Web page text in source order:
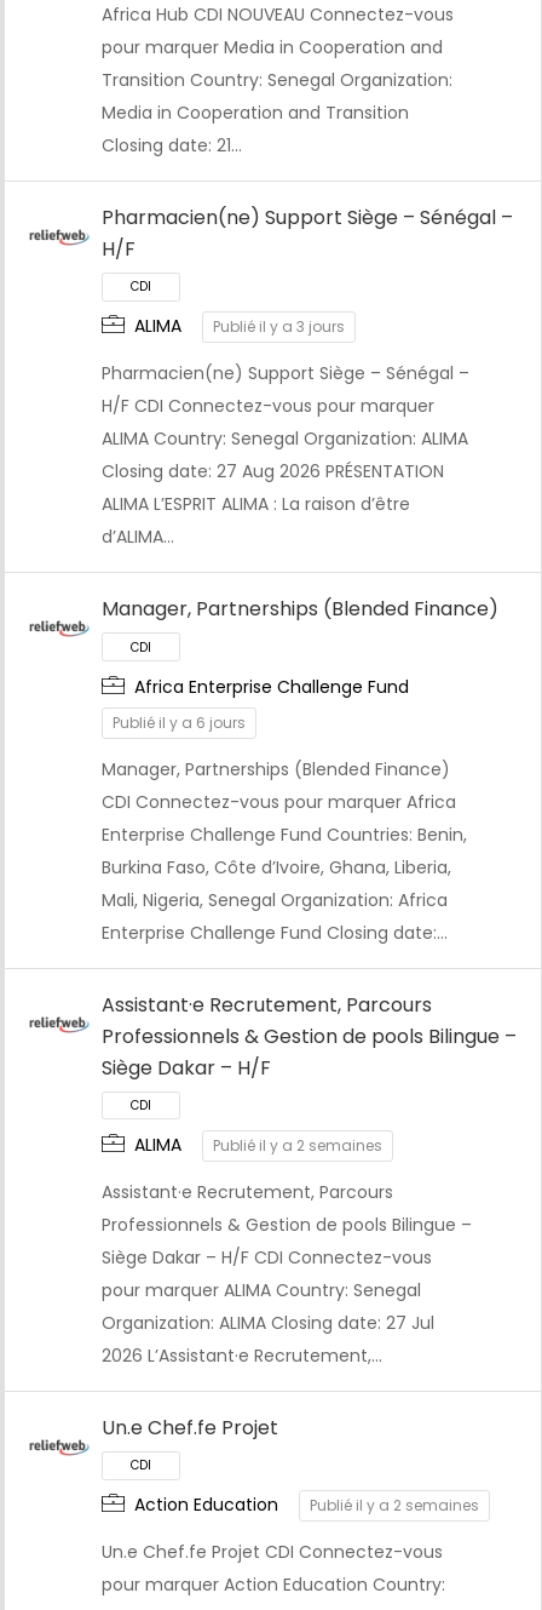
CDI
CDI
Africa Hub CDI NOUVEAU Connectez-vous
pour marquer Media in Cooperation and
Transition Country: Senegal Organization:
Media in Cooperation and Transition
Closing date: 21…
Pharmacien(ne) Support Siège – Sénégal –
H/F
CDI
ALIMA Publié il y a 3 jours
Pharmacien(ne) Support Siège – Sénégal –
H/F CDI Connectez-vous pour marquer
ALIMA Country: Senegal Organization: ALIMA
Closing date: 27 Aug 2026 PRÉSENTATION
ALIMA L’ESPRIT ALIMA : La raison d’être
d’ALIMA…
Manager, Partnerships (Blended Finance)
Africa Enterprise Challenge Fund
Publié il y a 6 jours
Manager, Partnerships (Blended Finance)
CDI Connectez-vous pour marquer Africa
Enterprise Challenge Fund Countries: Benin,
Burkina Faso, Côte d’Ivoire, Ghana, Liberia,
Mali, Nigeria, Senegal Organization: Africa
Enterprise Challenge Fund Closing date:…
Assistant·e Recrutement, Parcours
Professionnels & Gestion de pools Bilingue –
Siège Dakar – H/F
ALIMA Publié il y a 2 semaines
Assistant·e Recrutement, Parcours
Professionnels & Gestion de pools Bilingue –
Siège Dakar – H/F CDI Connectez-vous
pour marquer ALIMA Country: Senegal
Organization: ALIMA Closing date: 27 Jul
2026 L’Assistant·e Recrutement,…
Un.e Chef.fe Projet
Action Education Publié il y a 2 semaines
Un.e Chef.fe Projet CDI Connectez-vous
pour marquer Action Education Country: